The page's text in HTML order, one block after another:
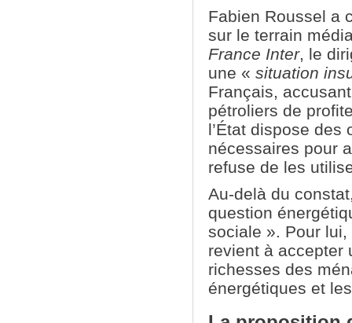
Fabien Roussel a
sur le terrain
France Inter, le
une « situation
Français,
pétroliers de
l’État dispose des
nécessaires pour
refuse de les
Au-delà du
question
sociale ». Pour lui,
revient à accepter
richesses des
énergétiques et